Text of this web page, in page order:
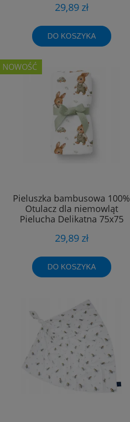
29,89 zł
DO KOSZYKA
Pieluszka bambusowa 100%
Otulacz dla niemowląt
Pielucha Delikatna 75x75
29,89 zł
DO KOSZYKA
NOWOŚĆ